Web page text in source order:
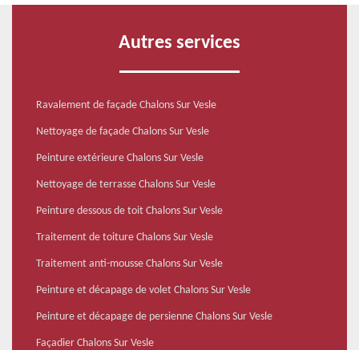
Autres services
Ravalement de façade Chalons Sur Vesle
Nettoyage de façade Chalons Sur Vesle
Peinture extérieure Chalons Sur Vesle
Nettoyage de terrasse Chalons Sur Vesle
Peinture dessous de toit Chalons Sur Vesle
Traitement de toiture Chalons Sur Vesle
Traitement anti-mousse Chalons Sur Vesle
Peinture et décapage de volet Chalons Sur Vesle
Peinture et décapage de persienne Chalons Sur Vesle
Façadier Chalons Sur Vesle